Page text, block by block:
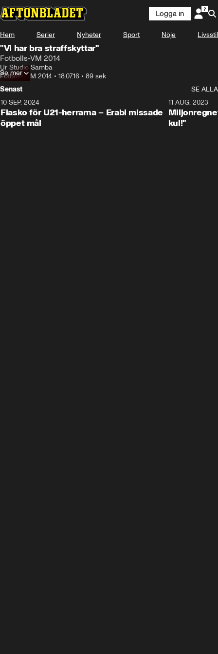
Logga in
Hem Serier Nyheter Sport Nöje Livsstil
"Vi har bra straffskyttar"
Fotbolls-VM 2014
Ur Studio Samba
Fotbolls-VM 2014 • 18.07.16 • 89 sek
Se mer
Senast
SE ALLA
10 SEP. 2024
Fiasko för U21-herrarna – Erabi missade
öppet mål
11 AUG. 2023
kul!"